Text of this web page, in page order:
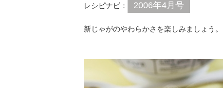
レシピナビ： 2006年4月号
新じゃがのやわらかさを楽しみましょう。